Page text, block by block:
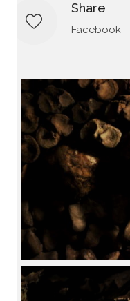
Share
Facebook